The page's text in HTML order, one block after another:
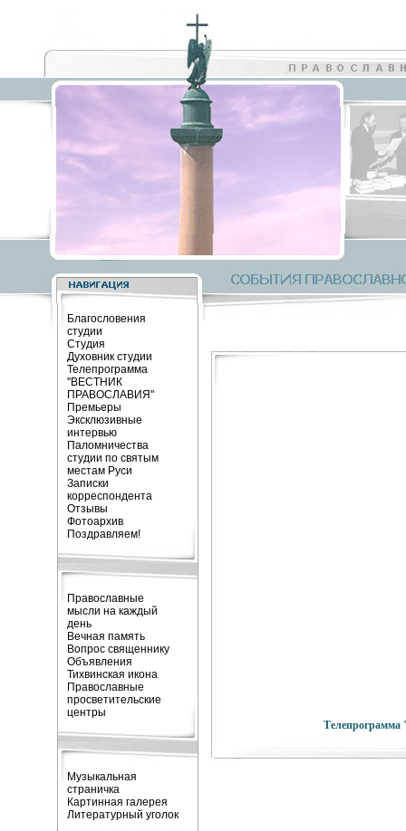
Благословения
студии
Студия
Духовник студии
Телепрограмма
"ВЕСТНИК
ПРАВОСЛАВИЯ"
Премьеры
Эксклюзивные
интервью
Паломничества
студии по святым
местам Руси
Записки
корреспондента
Отзывы
Фотоархив
Поздравляем!
Православные
мысли на каждый
день
Вечная память
Вопрос священнику
Объявления
Тихвинская икона
Православные
просветительские
центры
Музыкальная
страничка
Картинная галерея
Литературный уголок
Телепрограмма